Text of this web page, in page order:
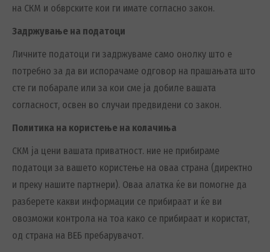
на СКМ и обврските кои ги имате согласно закон.
Задржување на податоци
Личните податоци ги задржуваме само онолку што е
потребно за да ви испорачаме одговор на прашањата што
сте ги побарале или за кои сме ја добиле вашата
согласност, освен во случаи предвидени со закон.
Политика на користење на колачиња
СКМ ја цени вашата приватност. ние не прибираме
податоци за вашето користење на оваа страна (директно
и преку нашите партнери). Оваа алатка ќе ви помогне да
разберете какви информации се прибираат и ќе ви
овозможи контрола на тоа како се прибираат и користат,
од страна на ВЕБ пребарувачот.